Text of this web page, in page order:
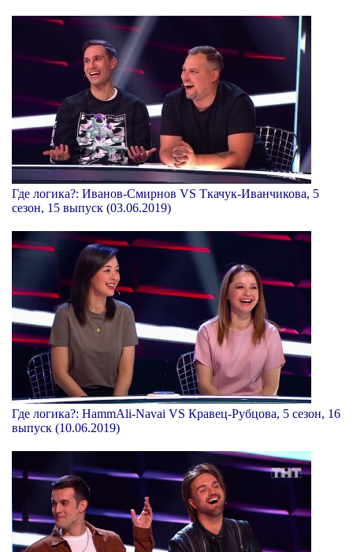
Где логика?: Иванов-Смирнов VS Ткачук-Иванчикова, 5
сезон, 15 выпуск (03.06.2019)
Где логика?: HammAli-Navai VS Кравец-Рубцова, 5 сезон, 16
выпуск (10.06.2019)